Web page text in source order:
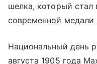
шелка, который стал
современной медали
Национальный день
августа 1905 года